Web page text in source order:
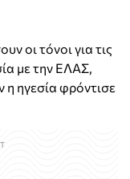
οι τόνοι για τις
με την ΕΛΑΣ,
ηγεσία φρόντισε